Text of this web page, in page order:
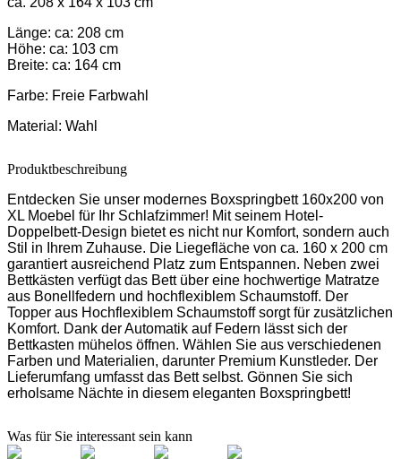
Länge: ca: 208 cm
Höhe: ca: 103 cm
Breite: ca: 164 cm
Farbe: Freie Farbwahl
Material: Wahl
Produktbeschreibung
Entdecken Sie unser modernes Boxspringbett 160x200 von
XL Moebel für Ihr Schlafzimmer! Mit seinem Hotel-
Doppelbett-Design bietet es nicht nur Komfort, sondern auch
Stil in Ihrem Zuhause. Die Liegefläche von ca. 160 x 200 cm
garantiert ausreichend Platz zum Entspannen. Neben zwei
Bettkästen verfügt das Bett über eine hochwertige Matratze
aus Bonellfedern und hochflexiblem Schaumstoff. Der
Topper aus Hochflexiblem Schaumstoff sorgt für zusätzlichen
Komfort. Dank der Automatik auf Federn lässt sich der
Bettkasten mühelos öffnen. Wählen Sie aus verschiedenen
Farben und Materialien, darunter Premium Kunstleder. Der
Lieferumfang umfasst das Bett selbst. Gönnen Sie sich
erholsame Nächte in diesem eleganten Boxspringbett!
Was für Sie interessant sein kann